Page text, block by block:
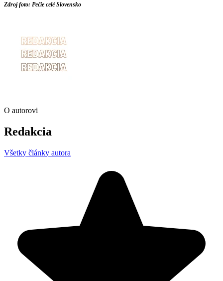
Zdroj foto: Pečie celé Slovensko
O autorovi
Redakcia
Všetky články autora